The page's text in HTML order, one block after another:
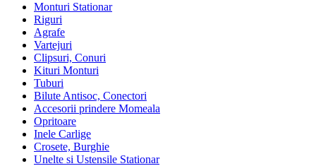
Monturi Stationar
Riguri
Agrafe
Vartejuri
Clipsuri, Conuri
Kituri Monturi
Tuburi
Bilute Antisoc, Conectori
Accesorii prindere Momeala
Opritoare
Inele Carlige
Crosete, Burghie
Unelte si Ustensile Stationar